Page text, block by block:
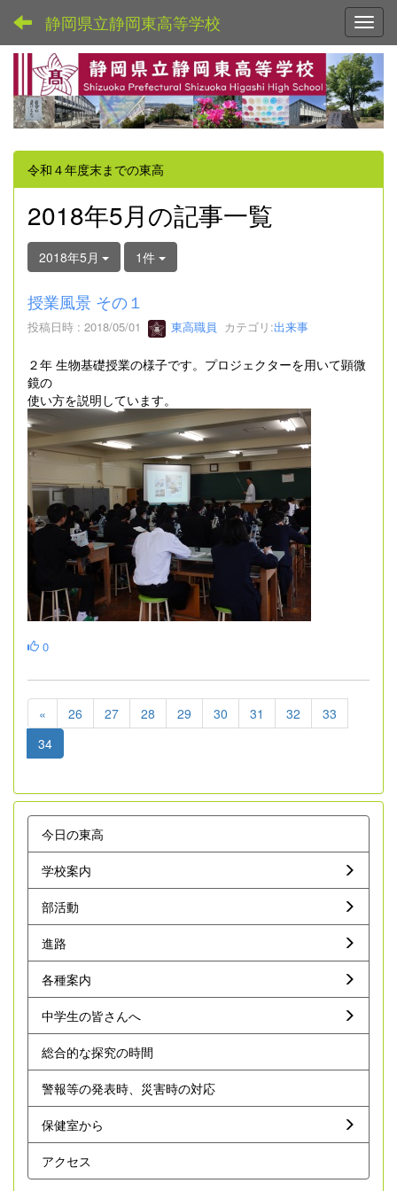
静岡県立静岡東高等学校
令和４年度末までの東高
2018年5月の記事一覧
2018年5月 1件
授業風景 その１
投稿日時 : 2018/05/01 東高職員 カテゴリ:出来事
２年 生物基礎授業の様子です。プロジェクターを用いて顕微
鏡の
使い方を説明しています。
0
« 26 27 28 29 30 31 32
33
34
今日の東高
学校案内
部活動
進路
各種案内
中学生の皆さんへ
総合的な探究の時間
警報等の発表時、災害時の対応
保健室から
アクセス